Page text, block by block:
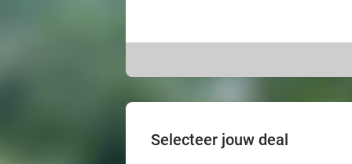
Selecteer jouw deal